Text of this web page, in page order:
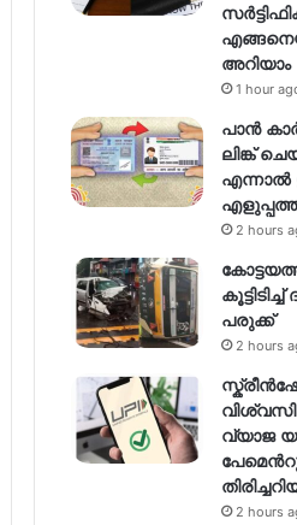
അറിയാം
1 hour
പാൻ
ലിങ്ക്
എന്നാൽ
2 hours
പരുക്ക്
2 hours
വ്യാജ
2 hours